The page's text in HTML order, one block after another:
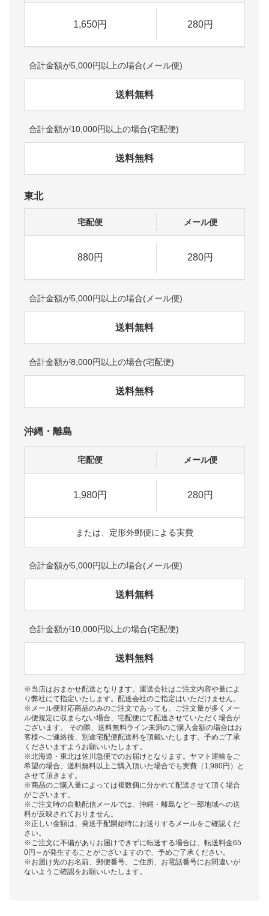
1,650円 280円
合計金額が5,000円以上の場合(メール便)
送料無料
合計金額が10,000円以上の場合(宅配便)
送料無料
東北
宅配便 メール便
880円 280円
合計金額が5,000円以上の場合(メール便)
送料無料
合計金額が8,000円以上の場合(宅配便)
送料無料
沖縄・離島
宅配便 メール便
1,980円 280円
または、定形外郵便による実費
合計金額が5,000円以上の場合(メール便)
送料無料
合計金額が10,000円以上の場合(宅配便)
送料無料
※当店はおまかせ配送となります。運送会社はご注文内容や量によ
り弊社にて指定いたします。配送会社のご指定はいただけません。
※メール便対応商品のみのご注文であっても、ご注文量が多くメー
ル便規定に収まらない場合、宅配便にて配送させていただく場合が
ございます。 その際、送料無料ライン未満のご購入金額の場合はお
客様へご連絡後、別途宅配便配送料を頂戴いたします。予めご了承
くださいますようお願いいたします。
※北海道・東北は佐川急便でのお届けとなります。ヤマト運輸をご
希望の場合、送料無料以上ご購入頂いた場合でも実費（1,980円）と
させて頂きます。
※商品のご購入量によっては複数個に分かれて配送させて頂く場合
がございます。
※ご注文時の自動配信メールでは、沖縄・離島など一部地域への送
料が反映されておりません。
※正しい金額は、発送手配開始時にお送りするメールをご確認くだ
さい。
※ご注文に不備がありお届けできずに転送する場合は、転送料金65
0円～が発生することがございますので、予めご了承ください。
※お届け先のお名前、郵便番号、ご住所、お電話番号にお間違いが
ないようご確認をお願いいたします。